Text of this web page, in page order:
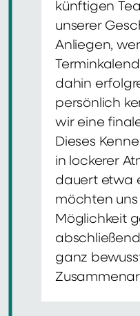
künftigen
unserer
Anliegen,
dahin
persönlich
wir eine
Dieses
in lockerer
dauert etwa
möchten uns
Möglichkeit
ganz